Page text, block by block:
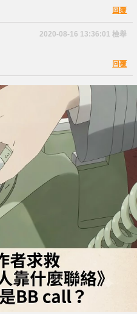
回覆
2020-08-16 13:36:01 檢舉
回覆